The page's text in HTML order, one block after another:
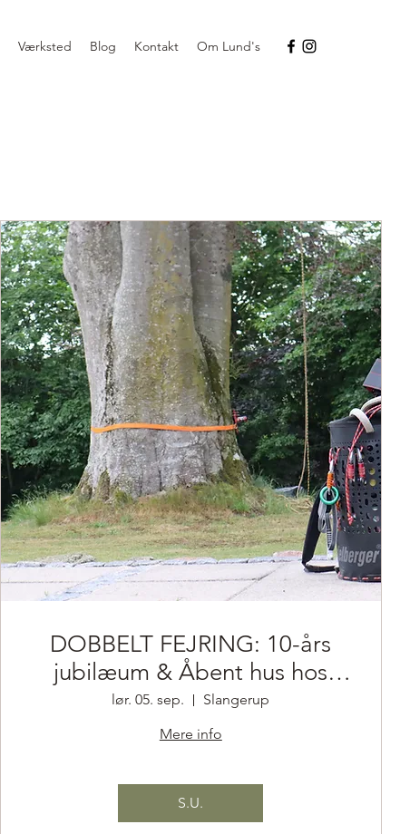
Værksted Blog Kontakt Om Lund's
DOBBELT FEJRING: 10-års
jubilæum & Åbent hus hos
Lund’s Træpleje 🌳
lør. 05. sep.
Slangerup
Mere info
S.U.